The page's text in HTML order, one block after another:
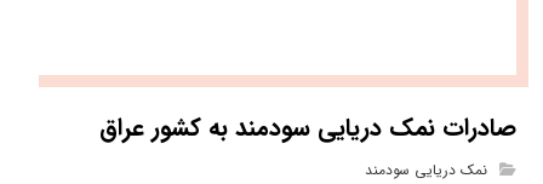
صادرات نمک دریایی سودمند به کشور عراق
نمک دریایی سودمند